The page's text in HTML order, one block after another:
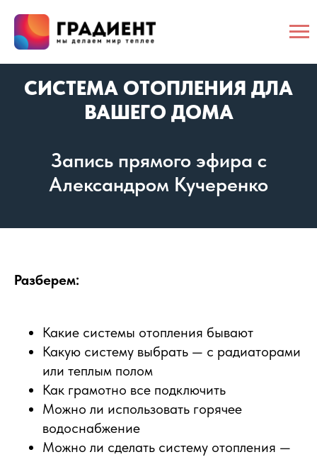
СИСТЕМА ОТОПЛЕНИЯ ДЛА
ВАШЕГО ДОМА
Запись прямого эфира с
Александром Кучеренко
Разберем:
Какие системы отопления бывают
Какую систему выбрать — с радиаторами
или теплым полом
Как грамотно все подключить
Можно ли использовать горячее
водоснабжение
Можно ли сделать систему отопления —